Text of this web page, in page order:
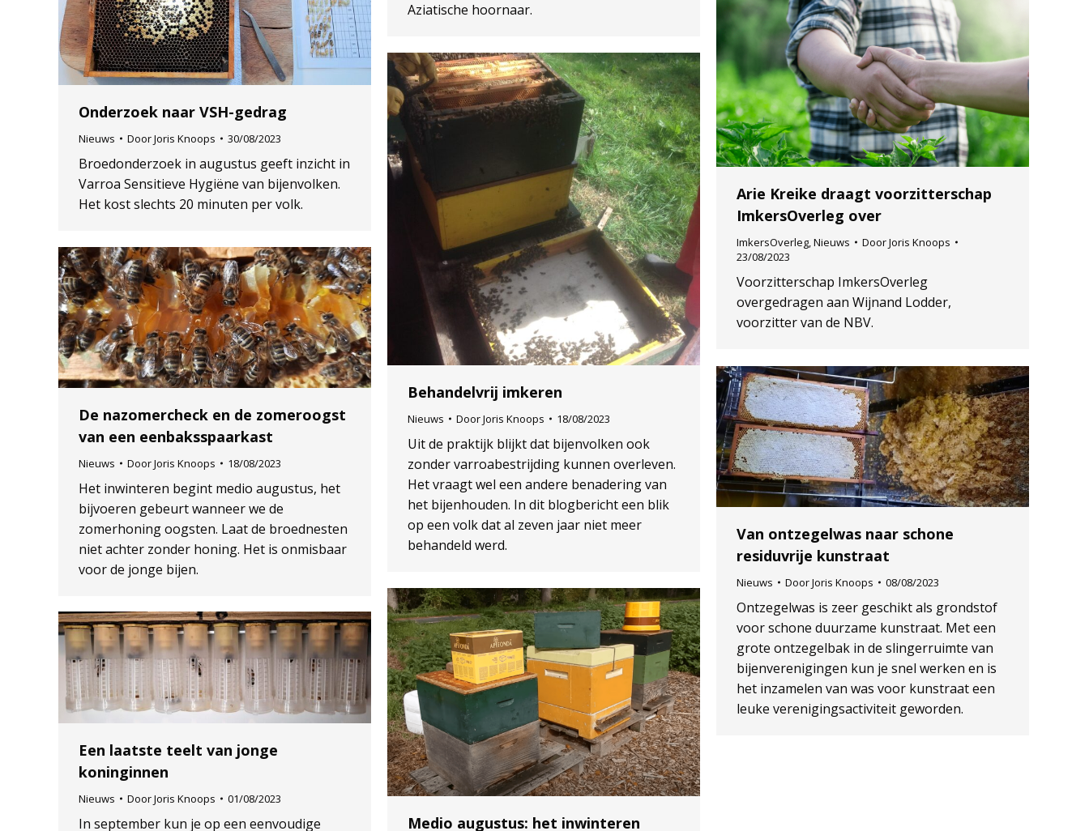
Aziatische hoornaar.
Onderzoek naar VSH-gedrag
Nieuws DoorJoris Knoops 30/08/2023
Broedonderzoek in augustus geeft inzicht in
Varroa Sensitieve Hygiëne van bijenvolken.
Het kost slechts 20 minuten per volk.
Arie Kreike draagt voorzitterschap
ImkersOverleg over
ImkersOverleg,Nieuws DoorJoris Knoops
23/08/2023
Voorzitterschap ImkersOverleg
overgedragen aan Wijnand Lodder,
voorzitter van de NBV.
Behandelvrij imkeren
Nieuws DoorJoris Knoops 18/08/2023
Uit de praktijk blijkt dat bijenvolken ook
zonder varroabestrijding kunnen overleven.
Het vraagt wel een andere benadering van
het bijenhouden. In dit blogbericht een blik
op een volk dat al zeven jaar niet meer
behandeld werd.
De nazomercheck en de zomeroogst
van een eenbaksspaarkast
Nieuws DoorJoris Knoops 18/08/2023
Het inwinteren begint medio augustus, het
bijvoeren gebeurt wanneer we de
zomerhoning oogsten. Laat de broednesten
niet achter zonder honing. Het is onmisbaar
voor de jonge bijen.
Van ontzegelwas naar schone
residuvrije kunstraat
Nieuws DoorJoris Knoops 08/08/2023
Ontzegelwas is zeer geschikt als grondstof
voor schone duurzame kunstraat. Met een
grote ontzegelbak in de slingerruimte van
bijenverenigingen kun je snel werken en is
het inzamelen van was voor kunstraat een
leuke verenigingsactiviteit geworden.
Medio augustus: het inwinteren
Een laatste teelt van jonge
koninginnen
Nieuws DoorJoris Knoops 01/08/2023
In september kun je op een eenvoudige